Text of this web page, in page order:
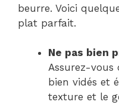
beurre. Voici
plat parfait.
Ne pas bien
Assurez-vous
bien vidés et
texture et le